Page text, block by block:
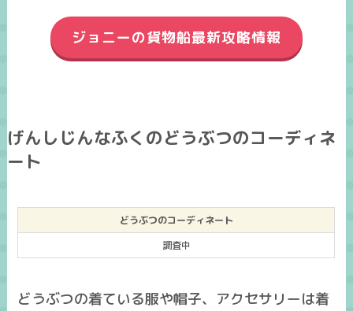
ジョニーの貨物船最新攻略情報
げんしじんなふくのどうぶつのコーディネ
ート
どうぶつのコーディネート
調査中
どうぶつの着ている服や帽子、アクセサリーは着